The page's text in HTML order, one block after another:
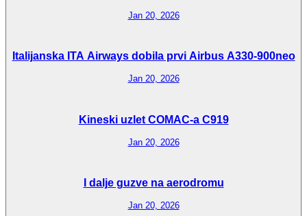
Jan 20, 2026
Italijanska ITA Airways dobila prvi Airbus A330-900neo
Jan 20, 2026
Kineski uzlet COMAC-a C919
Jan 20, 2026
I dalje guzve na aerodromu
Jan 20, 2026